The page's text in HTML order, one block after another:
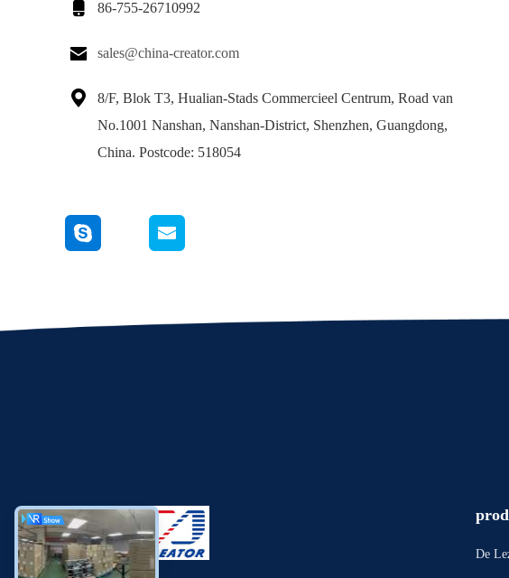
 86-755-26710992
 sales@china-creator.com

8/F, Blok T3, Hualian-Stads Commercieel Centrum, Road van
No.1001 Nanshan, Nanshan-District, Shenzhen, Guangdong,
China. Postcode: 518054
De